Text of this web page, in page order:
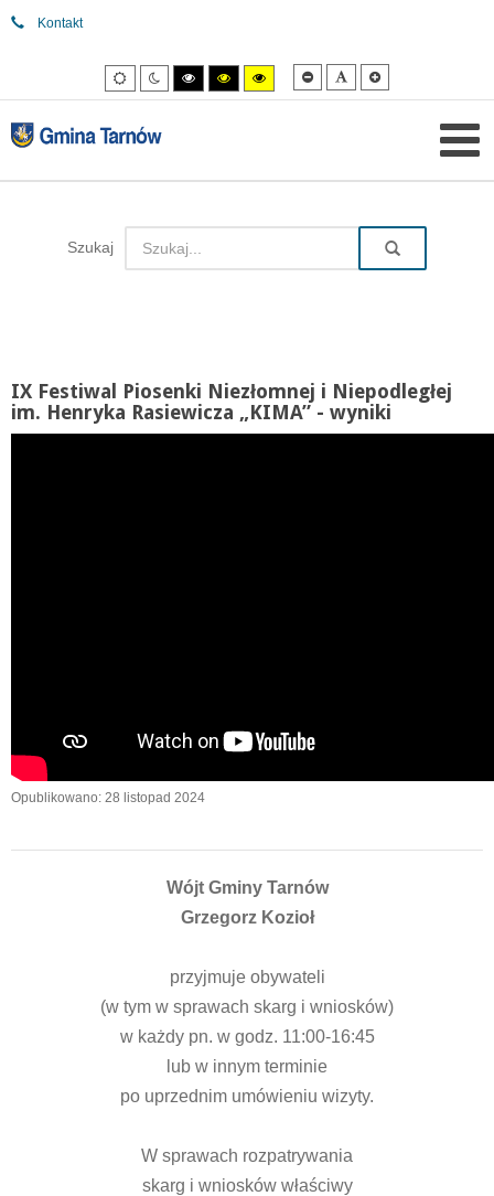
Kontakt
Tryb
domyślny
Tryb
nocny
Tryb
wysokiego
kontrastu
Tryb
wysokiego
kontrastu
Tryb
wysokiego
kontrastu
Mniejsza
czcionka
Domyślna
czcionka
Szukaj
IX Festiwal Piosenki Niezłomnej i Niepodległej
im. Henryka Rasiewicza „KIMA” - wyniki
Opublikowano: 28 listopad 2024
Wójt Gminy Tarnów
Grzegorz Kozioł
przyjmuje obywateli
(w tym w sprawach skarg i wniosków)
w każdy pn. w godz. 11:00-16:45
lub w innym terminie
po uprzednim umówieniu wizyty.
W sprawach rozpatrywania
skarg i wniosków właściwy